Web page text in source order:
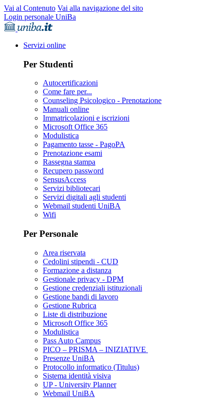
Vai al Contenuto Vai alla navigazione del sito
Login personale UniBa
Servizi online
Per Studenti
Autocertificazioni
Come fare per...
Counseling Psicologico - Prenotazione
Manuali online
Immatricolazioni e iscrizioni
Microsoft Office 365
Modulistica
Pagamento tasse - PagoPA
Prenotazione esami
Rassegna stampa
Recupero password
SensusAccess
Servizi bibliotecari
Servizi digitali agli studenti
Webmail studenti UniBA
Wifi
Per Personale
Area riservata
Cedolini stipendi - CUD
Formazione a distanza
Gestionale privacy - DPM
Gestione credenziali istituzionali
Gestione bandi di lavoro
Gestione Rubrica
Liste di distribuzione
Microsoft Office 365
Modulistica
Pass Auto Campus
PICO – PRISMA – INIZIATIVE
Presenze UniBA
Protocollo informatico (Titulus)
Sistema identità visiva
UP - University Planner
Webmail UniBA